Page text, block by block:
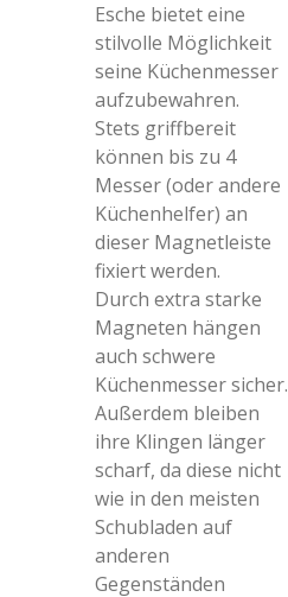
Esche bietet eine
stilvolle Möglichkeit
seine Küchenmesser
aufzubewahren.
Stets griffbereit
können bis zu 4
Messer (oder andere
Küchenhelfer) an
dieser Magnetleiste
fixiert werden.
Durch extra starke
Magneten hängen
auch schwere
Küchenmesser sicher.
Außerdem bleiben
ihre Klingen länger
scharf, da diese nicht
wie in den meisten
Schubladen auf
anderen
Gegenständen